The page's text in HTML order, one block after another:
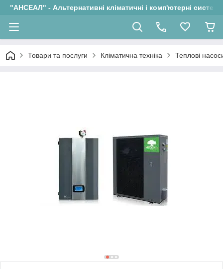
"АНСЕАЛ" - Альтернативні кліматичні і комп'ютерні системи
Товари та послуги Кліматична техніка Теплові